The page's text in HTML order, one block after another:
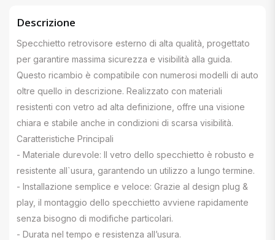
Descrizione
Specchietto retrovisore esterno di alta qualità, progettato
per garantire massima sicurezza e visibilità alla guida.
Questo ricambio è compatibile con numerosi modelli di auto
oltre quello in descrizione. Realizzato con materiali
resistenti con vetro ad alta definizione, offre una visione
chiara e stabile anche in condizioni di scarsa visibilità.
Caratteristiche Principali
- Materiale durevole: Il vetro dello specchietto è robusto e
resistente all`usura, garantendo un utilizzo a lungo termine.
- Installazione semplice e veloce: Grazie al design plug &
play, il montaggio dello specchietto avviene rapidamente
senza bisogno di modifiche particolari.
- Durata nel tempo e resistenza all’usura.